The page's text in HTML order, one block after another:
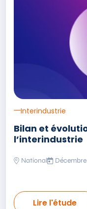
Interindustrie
Bilan et
l’interindustrie
National Décembre
Lire l'étude